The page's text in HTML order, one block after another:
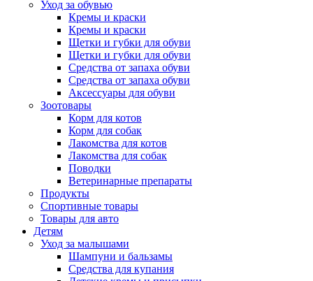
Уход за обувью
Кремы и краски
Кремы и краски
Щетки и губки для обуви
Щетки и губки для обуви
Средства от запаха обуви
Средства от запаха обуви
Аксессуары для обуви
Зоотовары
Корм для котов
Корм для собак
Лакомства для котов
Лакомства для собак
Поводки
Ветеринарные препараты
Продукты
Спортивные товары
Товары для авто
Детям
Уход за малышами
Шампуни и бальзамы
Средства для купания